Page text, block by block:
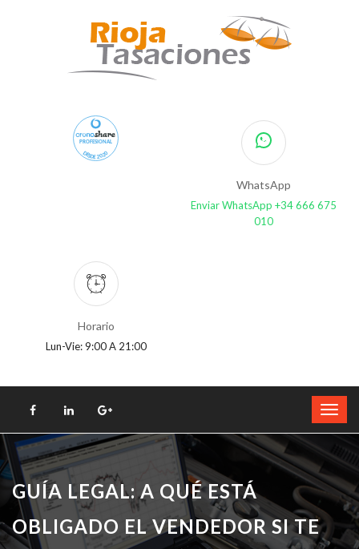
PROFESIONAL
DESDE 2020
WhatsApp
Enviar WhatsApp +34 666 675
010
Horario
Lun-Vie: 9:00 A 21:00
GUÍA LEGAL: A QUÉ ESTÁ
OBLIGADO EL VENDEDOR SI TE